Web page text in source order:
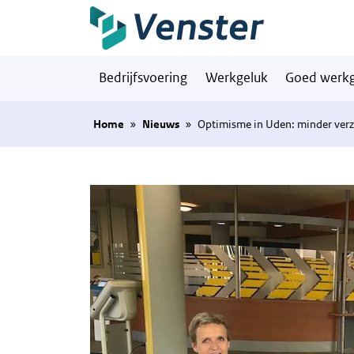
Naar hoofdinhoud
Bedrijfsvoering Werkgeluk Goed
Home » Nieuws » Optimisme in Uden: minder